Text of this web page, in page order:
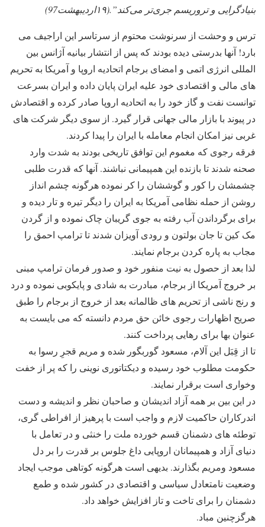
بنیادگرایی و تروریسم جری‌تر می‌کند”.(۱۹اردیبهشت97)
ترس و وحشت از سرنوشت محتوم از سرتاسر این اراجیف می
بارد! آنها بدرستی دیده بودند که پس از انتشار بیانیه آژانس بین
المللی انرژی اتمی و امضای برجام اتحادیه اروپا و آمریکا به تحریم
های مالی و اقتصادی خود علیه ایران پایان داده و ایران بسرعت
توانست نفت و گاز خود را به اتحادیه اروپا صادر کرده و اقتصادش
در پیوند با بازار مالی جهانی قرار گیرد. از سوی دیگر شرکت های
غربی نیز امکان انجام معامله با ایران را پیدا کردند.
فرقه رجوی که مغموم این توافق تاریخی بودند به شدت وارد
صحنه شدند تا بازنده این همپیمانی نباشند. آنها که قدرت طلبی
چشمشان را کور و گوششان را کر نموده هرگونه چشم انداز
روشن از حمله نظامی آمریکا به ایران را دیگر تیره و تار دیده و
برای برگرداندن آب رفته به جوی گریبان چاک نموده و از گردن
مک کین تا جان بولتون و رودی آویزان شدند تا ترامپ احمق را
مجاب به پاره کردن برجام نمایند.
لذا بعد از حصول به نیت منفور خود و صدور فرمان ترامپ مبنی
بر خروج آمریکا از برجام، مبادرت به شادی و پایکوبی نموده و درد
و رنج ناشی از تحریم های ظالمانه بعد از خروج از برجام را طبق
صریح اظهارات رجوی خائن حق مردم دانسته که می بایست به
عنوان بها برای رهایی پرداخت کنند.
تا از قِبَل این آلام، مسعود گوربگور شده و مریم قجرِ رسوا به
حکومت مطلوب خود رسیده و دیکتاتوری نوینی را که پر از خفت
وخواری است برقرار نمایند.
در این بین بر همه آزاد اندیشان و صاحبان نظر و اندیشه و دست
اندرکاران حاکمیت لازم و واجب است با پرهیز از افراطی گری،
توطئه های دشمنان قسم خورده ملت را خنثی و در تعامل با
دنیای آزاد و همپیمانان اروپایی داغ جلوس بر قدرت را بر دل
مسعود ومریم بگذارند. بدیهی است هرگونه کوتاهی موجب ایجاد
وضعیت نامتعادل سیاسی و اقتصادی در کشور شده و طمع
دشمنان را برای تاخت و تاز افزایش خواهد داد.
هرگزچنین مباد.